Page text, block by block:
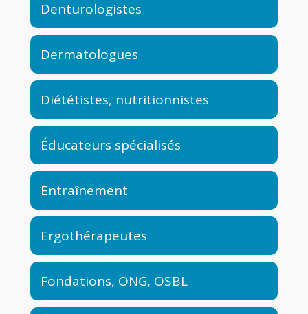
Denturologistes
Dermatologues
Diététistes, nutritionnistes
Éducateurs spécialisés
Entraînement
Ergothérapeutes
Fondations, ONG, OSBL